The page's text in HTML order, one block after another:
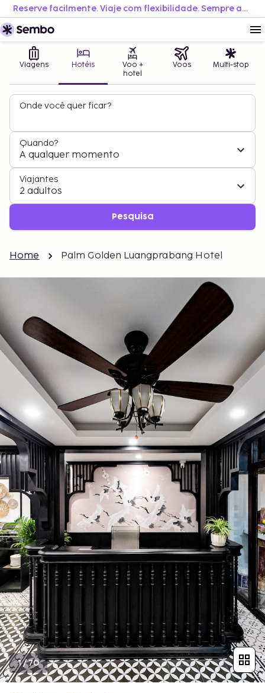
Reserve facilmente. Viaje com flexibilidade. Sempre ao melhor preço.
Viagens Hotéis
Voo +
hotel
Voos Multi-stop
Onde você quer ficar?
Quando?
A qualquer momento
Viajantes
2 adultos
Pesquisa
Home Palm Golden Luangprabang Hotel
1/70